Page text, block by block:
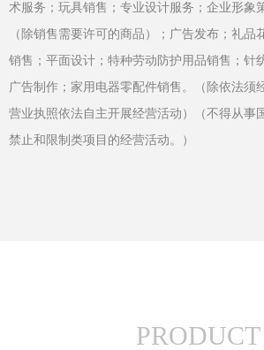
术服务；玩具销售；专业设计服务；企业形象
（除销售需要许可的商品）；广告发布；礼品
销售；平面设计；特种劳动防护用品销售；针
广告制作；家用电器零配件销售。（除依法须
营业执照依法自主开展经营活动）（不得从事
禁止和限制类项目的经营活动。）
PRODUCT